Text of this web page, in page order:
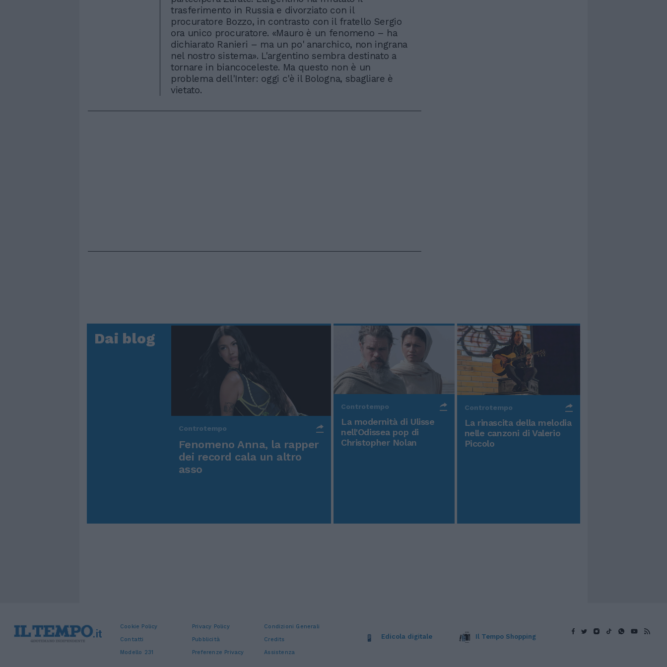
trasferimento in Russia e divorziato con il
procuratore Bozzo, in contrasto con il fratello Sergio
ora unico procuratore. «Mauro è un fenomeno – ha
dichiarato Ranieri – ma un po' anarchico, non ingrana
nel nostro sistema». L'argentino sembra destinato a
tornare in biancoceleste. Ma questo non è un
problema dell'Inter: oggi c'è il Bologna, sbagliare è
vietato.
Dai blog
Controtempo
Fenomeno Anna, la rapper
dei record cala un altro
asso
Controtempo
La modernità di Ulisse
nell'Odissea pop di
Christopher Nolan
Controtempo
La rinascita della melodia
nelle canzoni di Valerio
Piccolo
Cookie Policy Privacy Policy
Condizioni Generali
Contatti
Pubblicità
Credits
Modello 231
Preferenze Privacy Assistenza
Edicola digitale Il Tempo Shopping